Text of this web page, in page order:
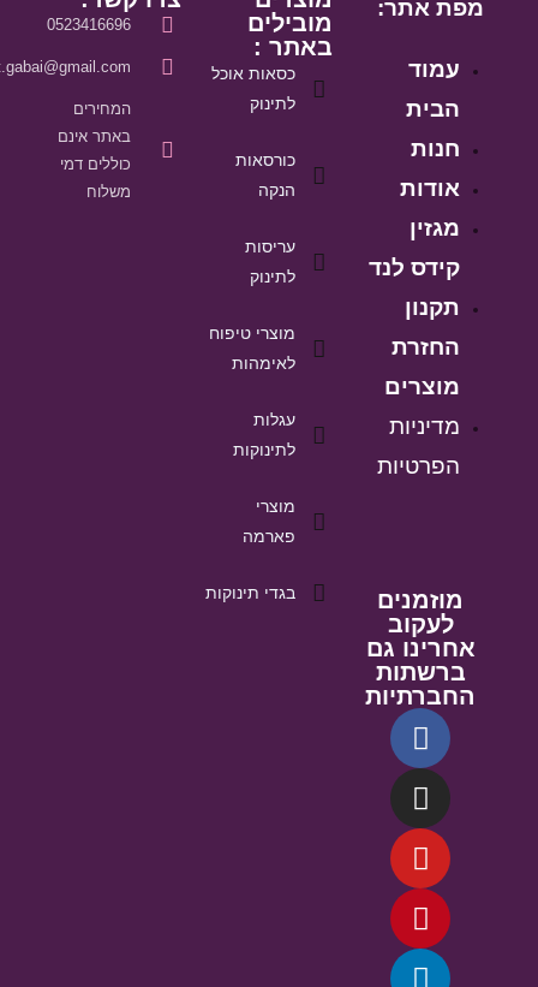
מפת אתר:
עמוד
הבית
חנות
אודות
מגזין
קידס לנד
תקנון
החזרת
מוצרים
מדיניות
הפרטיות
מוזמנים
לעקוב
אחרינו גם
ברשתות
החברתיות
מובילים
באתר :
כסאות אוכל
לתינוק
כורסאות
הנקה
עריסות
לתינוק
מוצרי טיפוח
לאימהות
עגלות
לתינוקות
מוצרי
פארמה
בגדי תינוקות
0523416696
המחירים
באתר אינם
כוללים דמי
משלוח